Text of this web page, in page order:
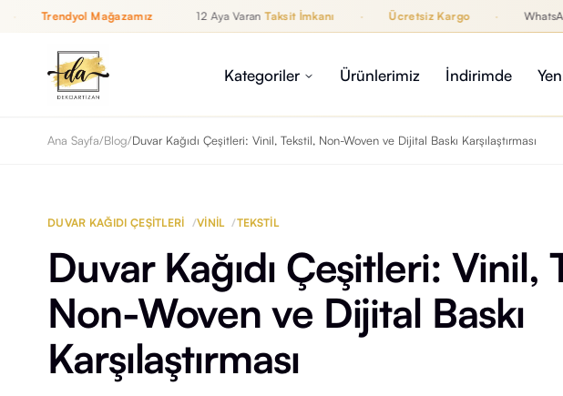
Trendyol Mağazamız 12 Aya Varan Taksit İmkanı · Ücretsiz Kargo · WhatsApp
Kategoriler Ürünlerimiz İndirimde
Ana Sayfa/Blog/Duvar Kağıdı Çeşitleri: Vinil, Tekstil, Non-Woven ve Dijital Baskı Karşılaştırması
DUVAR KAĞIDI ÇEŞITLERI /VINIL /TEKSTIL
Duvar Kağıdı Çeşitleri: Vinil,
Non-Woven ve Dijital Baskı
Karşılaştırması